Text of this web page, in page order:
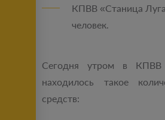
КПВВ «Станица
человек.
Сегодня утром в
находилось такое
средств: